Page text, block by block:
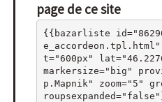
page de ce site
{{bazarliste
e_accordeon.tpl.html"
t="600px"
markersize="big"
p.Mapnik" zoom="5"